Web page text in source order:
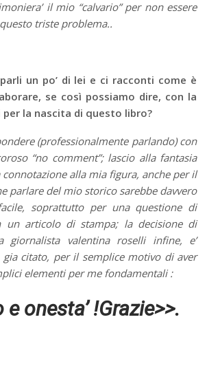
il mio “calvario” per non essere
triste problema..
un po’ di lei e ci racconti come è
se così possiamo dire, con la
la nascita di questo libro?
(professionalmente parlando) con
“no comment”; lascio alla fantasia
alla mia figura, anche per il
parlare del mio storico sarebbe davvero
soprattutto per una questione di
un articolo di stampa; la decisione di
giornalista valentina roselli infine, e’
citato, per il semplice motivo di aver
elementi per me fondamentali :
onesta’ !Grazie>>.